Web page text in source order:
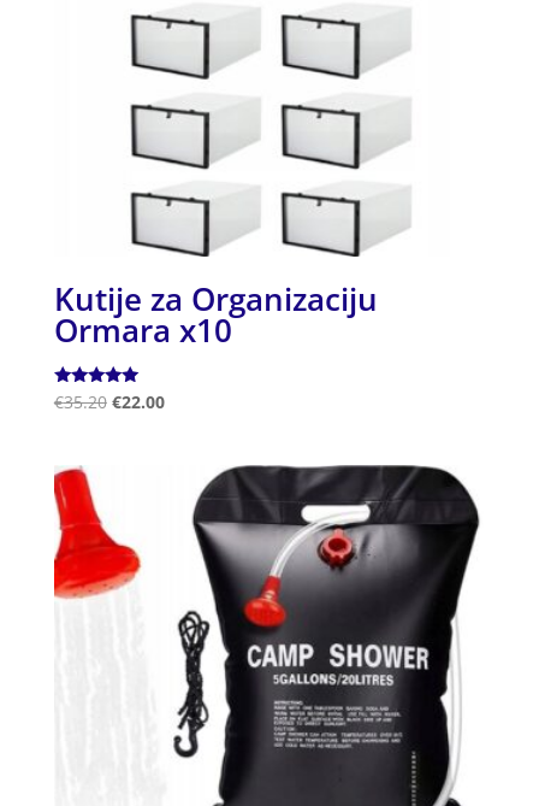
Kutije za Organizaciju
Ormara x10
Ocjenjeno
5.00
€35.20 €22.00